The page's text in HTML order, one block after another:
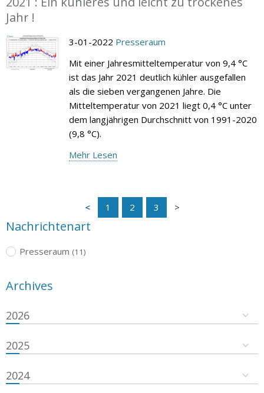
Jahr !
3-01-2022 Presseraum
Mit einer Jahresmitteltemperatur von 9,4 °C
ist das Jahr 2021 deutlich kühler ausgefallen
als die sieben vergangenen Jahre. Die
Mitteltemperatur von 2021 liegt 0,4 °C unter
dem langjährigen Durchschnitt von 1991-2020
(9,8 °C).
Mehr Lesen
1 2 3
Nachrichtenart
Presseraum (11)
Archives
2026
2025
2024